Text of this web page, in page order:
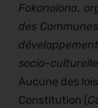
Fokonolona,
des
socio-
Aucune des
Constitution (